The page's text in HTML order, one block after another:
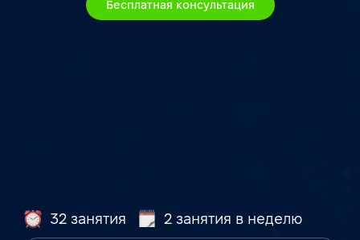
Бесплатная консультация
32 занятия 2 занятия в неделю